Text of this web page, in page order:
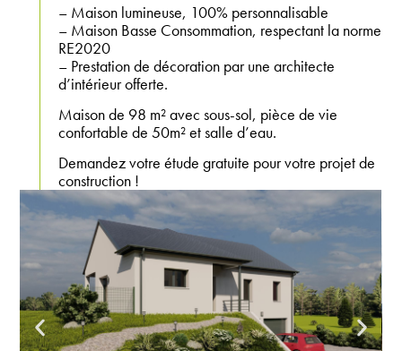
– Maison lumineuse, 100% personnalisable
– Maison Basse Consommation, respectant la norme
RE2020
– Prestation de décoration par une architecte
d’intérieur offerte.
Maison de 98 m² avec sous-sol, pièce de vie
confortable de 50m² et salle d’eau.
Demandez votre étude gratuite pour votre projet de
construction !